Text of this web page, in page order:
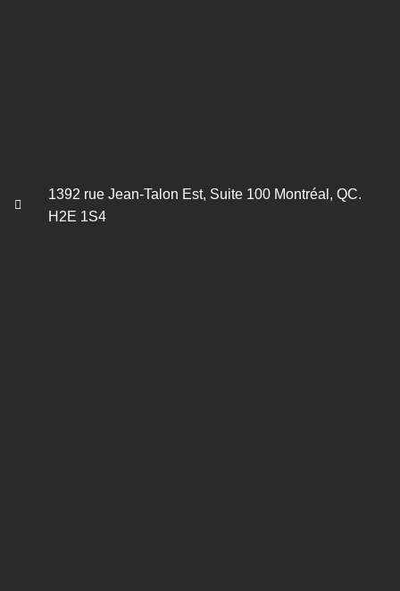
1392 rue Jean-Talon Est, Suite 100 Montréal, QC.
H2E 1S4